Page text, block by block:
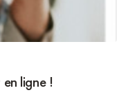
ligne !